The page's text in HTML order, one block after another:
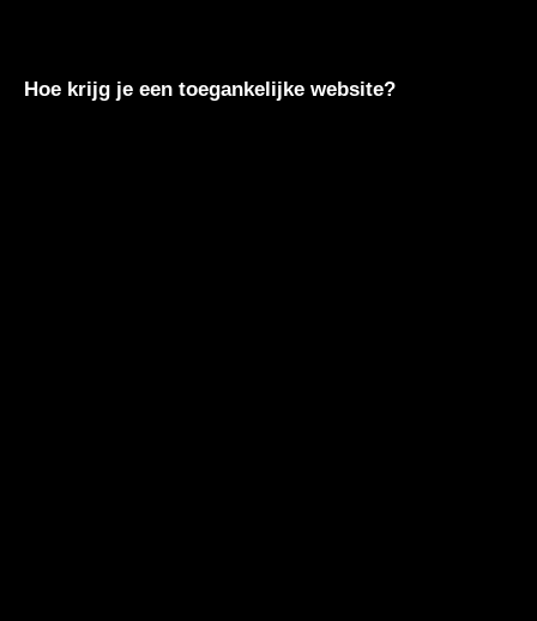
Hoe krijg je een toegankelijke website?